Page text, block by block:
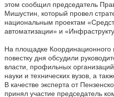
этом сообщил председатель
Мишустин, который провел
национальным проектам
автоматизации» и
На площадке Координационного
повестку дня обсудили
власти, профильных
науки и технических вузов, а
В качестве эксперта от
принял участие председатель